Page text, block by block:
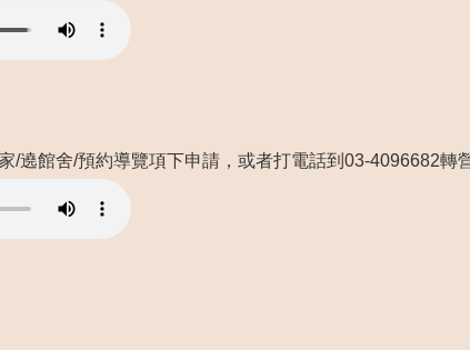
/遶館舍/預約導覽項下申請，或者打電話到03-4096682轉